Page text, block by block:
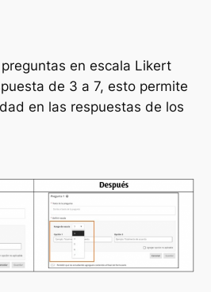
en escala Likert
de 3 a 7, esto permite
en las respuestas de los